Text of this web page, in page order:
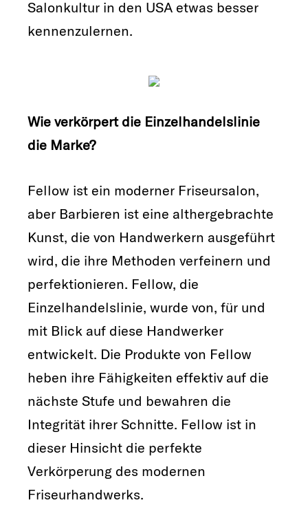
Salonkultur in den USA etwas besser
kennenzulernen.
Wie verkörpert die Einzelhandelslinie
die Marke?
Fellow ist ein moderner Friseursalon,
aber Barbieren ist eine althergebrachte
Kunst, die von Handwerkern ausgeführt
wird, die ihre Methoden verfeinern und
perfektionieren. Fellow, die
Einzelhandelslinie, wurde von, für und
mit Blick auf diese Handwerker
entwickelt. Die Produkte von Fellow
heben ihre Fähigkeiten effektiv auf die
nächste Stufe und bewahren die
Integrität ihrer Schnitte. Fellow ist in
dieser Hinsicht die perfekte
Verkörperung des modernen
Friseurhandwerks.